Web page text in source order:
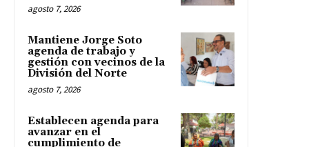
agosto 7, 2026
Mantiene Jorge Soto
agenda de trabajo y
gestión con vecinos de la
División del Norte
agosto 7, 2026
Establecen agenda para
avanzar en el
cumplimiento de